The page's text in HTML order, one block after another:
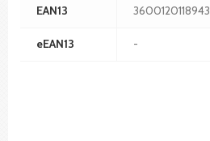
EAN13 3600120118943
eEAN13 -